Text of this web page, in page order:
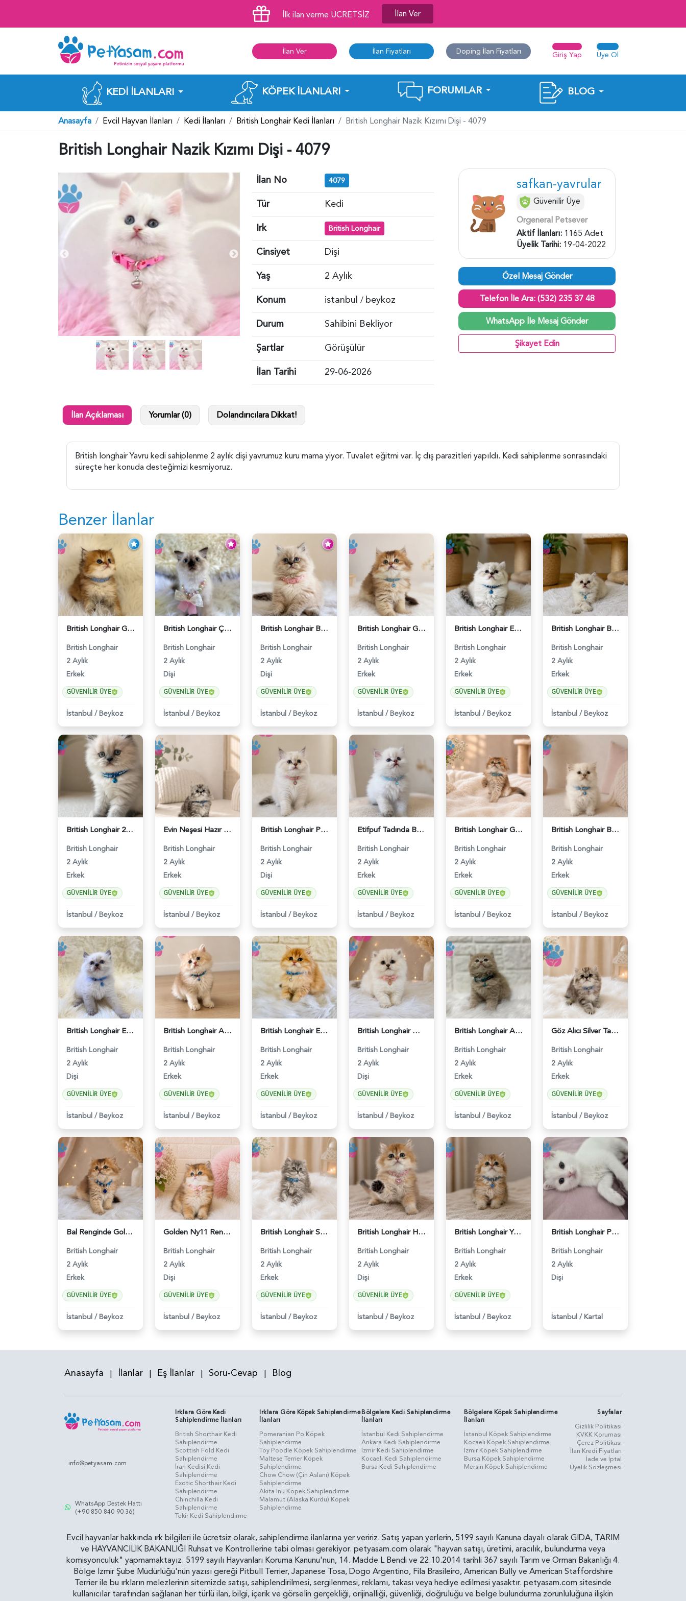
İlk ilan verme ÜCRETSİZ İlan Ver
İlan Ver İlan Fiyatları Doping İlan Fiyatları Giriş Yap Üye Ol
KEDI İLANLARI KÖPEK İLANLARI FORUMLAR BLOG
Anasayfa Evcil Hayvan İlanları Kedi İlanları British Longhair Kedi İlanları British Longhair Nazik Kızımı Dişi - 4079
British Longhair Nazik Kızımı Dişi - 4079
İlan No 4079
Tür
Kedi
Irk
British Longhair
Cinsiyet
Dişi
Yaş
2 Aylık
Konum
istanbul / beykoz
Durum
Sahibini Bekliyor
Şartlar
Görüşülür
İlan Tarihi
29-06-2026
safkan-yavrular
Güvenilir Üye
Orgeneral Petsever
Aktif İlanları:1165 Adet
Üyelik Tarihi:19-04-2022
Özel Mesaj Gönder
Telefon İle Ara: (532) 235 37 48
WhatsApp İle Mesaj Gönder
Şikayet Edin
İlan Açıklaması Yorumlar (0) Dolandırıcılara Dikkat!
British longhair Yavru kedi sahiplenme 2 aylık dişi yavrumuz kuru mama yiyor. Tuvalet eğitmi var. İç dış parazitleri yapıldı. Kedi sahiplenme sonrasındaki
süreçte her konuda desteğimizi kesmiyoruz.
Benzer İlanlar
British Longhair Golden Erkek Yavrumuz - 5910
British Longhair
2 Aylık
Erkek
GÜVENILIR ÜYE
İstanbul /Beykoz
British Longhair Çikolata Nadir Renk Göz Kamaştırıcı - 6117
British Longhair
2 Aylık
Dişi
GÜVENILIR ÜYE
İstanbul /Beykoz
British Longhair Blue Point Afrodit Yuva Arıyor - 6118
British Longhair
2 Aylık
Dişi
GÜVENILIR ÜYE
İstanbul /Beykoz
British Longhair Golden Ny12 Erkek Yavrumuz - 5151
British Longhair
2 Aylık
Erkek
GÜVENILIR ÜYE
İstanbul /Beykoz
British Longhair Erkek Göz Alıcılı Güzellik - 4920
British Longhair
2 Aylık
Erkek
GÜVENILIR ÜYE
İstanbul /Beykoz
British Longhair Blue Point Erkek Yavrumuz - 4921
British Longhair
2 Aylık
Erkek
GÜVENILIR ÜYE
İstanbul /Beykoz
British Longhair 2 Aylık Erkek Yavrumuz - 5452
British Longhair
2 Aylık
Erkek
GÜVENILIR ÜYE
İstanbul /Beykoz
Evin Neşesi Hazır British Longhair Tabby - 4693
British Longhair
2 Aylık
Erkek
GÜVENILIR ÜYE
İstanbul /Beykoz
British Longhair Point Erkek Yavrumuz - 5209
British Longhair
2 Aylık
Dişi
GÜVENILIR ÜYE
İstanbul /Beykoz
Etifpuf Tadında British Longhair Beyaz Erkek - 5210
British Longhair
2 Aylık
Erkek
GÜVENILIR ÜYE
İstanbul /Beykoz
British Longhair Golden Erkek Yavrumuz - 4747
British Longhair
2 Aylık
Erkek
GÜVENILIR ÜYE
İstanbul /Beykoz
British Longhair Beyaz Erkek Yavrumuz - 4751
British Longhair
2 Aylık
Erkek
GÜVENILIR ÜYE
İstanbul /Beykoz
British Longhair Erkek 2 Aylık Yavrumuz - 5272
British Longhair
2 Aylık
Dişi
GÜVENILIR ÜYE
İstanbul /Beykoz
British Longhair Ay12 Erkek Yavrumuz - 5277
British Longhair
2 Aylık
Erkek
GÜVENILIR ÜYE
İstanbul /Beykoz
British Longhair Erkek Golden Nadir Renk - 5291
British Longhair
2 Aylık
Erkek
GÜVENILIR ÜYE
İstanbul /Beykoz
British Longhair Muhteşem Güzellikte Yavrumuz - 4525
British Longhair
2 Aylık
Dişi
GÜVENILIR ÜYE
İstanbul /Beykoz
British Longhair Ay12 Erkek Pamuk Oğlumuz - 5293
British Longhair
2 Aylık
Erkek
GÜVENILIR ÜYE
İstanbul /Beykoz
Göz Alıcı Silver Tabby Desenli British Longhair Erkek Yavrumuz - 4527
British Longhair
2 Aylık
Erkek
GÜVENILIR ÜYE
İstanbul /Beykoz
Bal Renginde Golden British Longhair Erkek Yavrumuz - 4543
British Longhair
2 Aylık
Erkek
GÜVENILIR ÜYE
İstanbul /Beykoz
Golden Ny11 Renk Koduna Sahip British Longhair Kızımız - 4544
British Longhair
2 Aylık
Dişi
GÜVENILIR ÜYE
İstanbul /Beykoz
British Longhair Silver Tabby Erkek Yavrumuz - 4589
British Longhair
2 Aylık
Erkek
GÜVENILIR ÜYE
İstanbul /Beykoz
British Longhair Harika Renk Golden Dişi Yavrumuz - 5102
British Longhair
2 Aylık
Dişi
GÜVENILIR ÜYE
İstanbul /Beykoz
British Longhair Yakışıklı Erkek Yavrumuz - 5103
British Longhair
2 Aylık
Erkek
GÜVENILIR ÜYE
İstanbul /Beykoz
British Longhair Prensesime acil yuva arıyorum - 6214
British Longhair
2 Aylık
Dişi
İstanbul /Kartal
Anasayfa | İlanlar | Eş İlanlar | Soru-Cevap | Blog
info@petyasam.com
WhatsApp Destek Hattı
(+90 850 840 90 36)
Irklara Göre Kedi
Sahiplendirme İlanları
British Shorthair Kedi
Sahiplendirme
Scottish Fold Kedi
Sahiplendirme
İran Kedisi Kedi
Sahiplendirme
Exotic Shorthair Kedi
Sahiplendirme
Chinchilla Kedi
Sahiplendirme
Tekir Kedi Sahiplendirme
Irklara Göre Köpek Sahiplendirme
İlanları
Pomeranian Po Köpek
Sahiplendirme
Toy Poodle Köpek Sahiplendirme
Maltese Terrier Köpek
Sahiplendirme
Chow Chow (Çin Aslanı) Köpek
Sahiplendirme
Akita Inu Köpek Sahiplendirme
Malamut (Alaska Kurdu) Köpek
Sahiplendirme
Bölgelere Kedi Sahiplendirme
İlanları
İstanbul Kedi Sahiplendirme
Ankara Kedi Sahiplendirme
İzmir Kedi Sahiplendirme
Kocaeli Kedi Sahiplendirme
Bursa Kedi Sahiplendirme
Bölgelere Köpek Sahiplendirme
İlanları
İstanbul Köpek Sahiplendirme
Kocaeli Köpek Sahiplendirme
İzmir Köpek Sahiplendirme
Bursa Köpek Sahiplendirme
Mersin Köpek Sahiplendirme
Sayfalar
Gizlilik Politikasi
KVKK Koruması
Çerez Politikası
İlan Kredi Fiyatları
İade ve İptal
Üyelik Sözleşmesi
Evcil hayvanlar hakkında ırk bilgileri ile ücretsiz olarak, sahiplendirme ilanlarına yer veririz. Satış yapan yerlerin, 5199 sayılı Kanuna dayalı olarak GIDA, TARIM
ve HAYVANCILIK BAKANLIĞI Ruhsat ve Kontrollerine tabi olması gerekiyor. petyasam.com olarak "hayvan satışı, üretimi, aracılık, bulundurma veya
komisyonculuk" yapmamaktayız. 5199 sayılı Hayvanları Koruma Kanunu'nun, 14. Madde L Bendi ve 22.10.2014 tarihli 367 sayılı Tarım ve Orman Bakanlığı 4.
Bölge İzmir Şube Müdürlüğü'nün yazısı gereği Pitbull Terrier, Japanese Tosa, Dogo Argentino, Fila Brasileiro, American Bully ve American Staffordshire
Terrier ile bu ırkların melezlerinin sitemizde satışı, sahiplendirilmesi, sergilenmesi, reklamı, takası veya hediye edilmesi yasaktır. petyasam.com sitesinde
kullanıcılar tarafından sağlanan her türlü ilan, bilgi, içerik ve görselin gerçekliği, orijinalliği, güvenliği, doğruluğu ve belge bulundurma zorunluluğuna ilişkin